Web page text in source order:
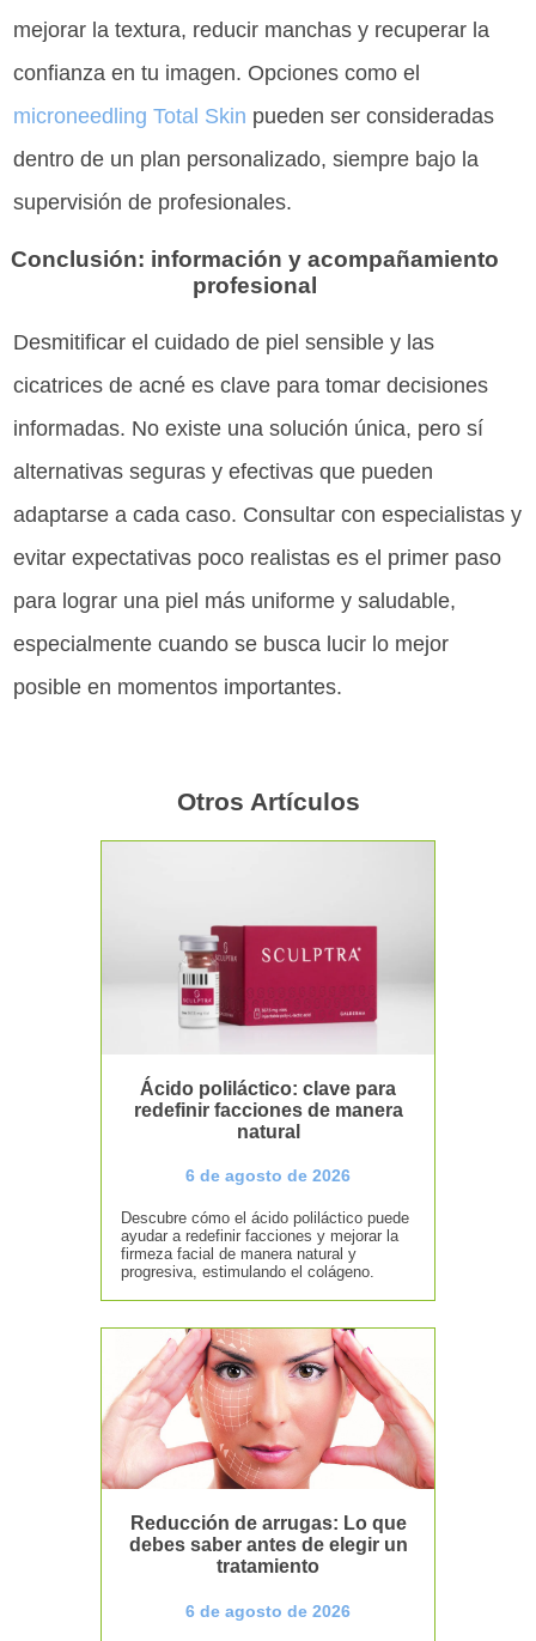
mejorar la textura, reducir manchas y recuperar la
confianza en tu imagen. Opciones como el
microneedling Total Skin pueden ser consideradas
dentro de un plan personalizado, siempre bajo la
supervisión de profesionales.
Conclusión: información y acompañamiento
profesional
Desmitificar el cuidado de piel sensible y las
cicatrices de acné es clave para tomar decisiones
informadas. No existe una solución única, pero sí
alternativas seguras y efectivas que pueden
adaptarse a cada caso. Consultar con especialistas y
evitar expectativas poco realistas es el primer paso
para lograr una piel más uniforme y saludable,
especialmente cuando se busca lucir lo mejor
posible en momentos importantes.
Otros Artículos
Ácido poliláctico: clave para
redefinir facciones de manera
natural
6 de agosto de 2026
Descubre cómo el ácido poliláctico puede
ayudar a redefinir facciones y mejorar la
firmeza facial de manera natural y
progresiva, estimulando el colágeno.
Reducción de arrugas: Lo que
debes saber antes de elegir un
tratamiento
6 de agosto de 2026